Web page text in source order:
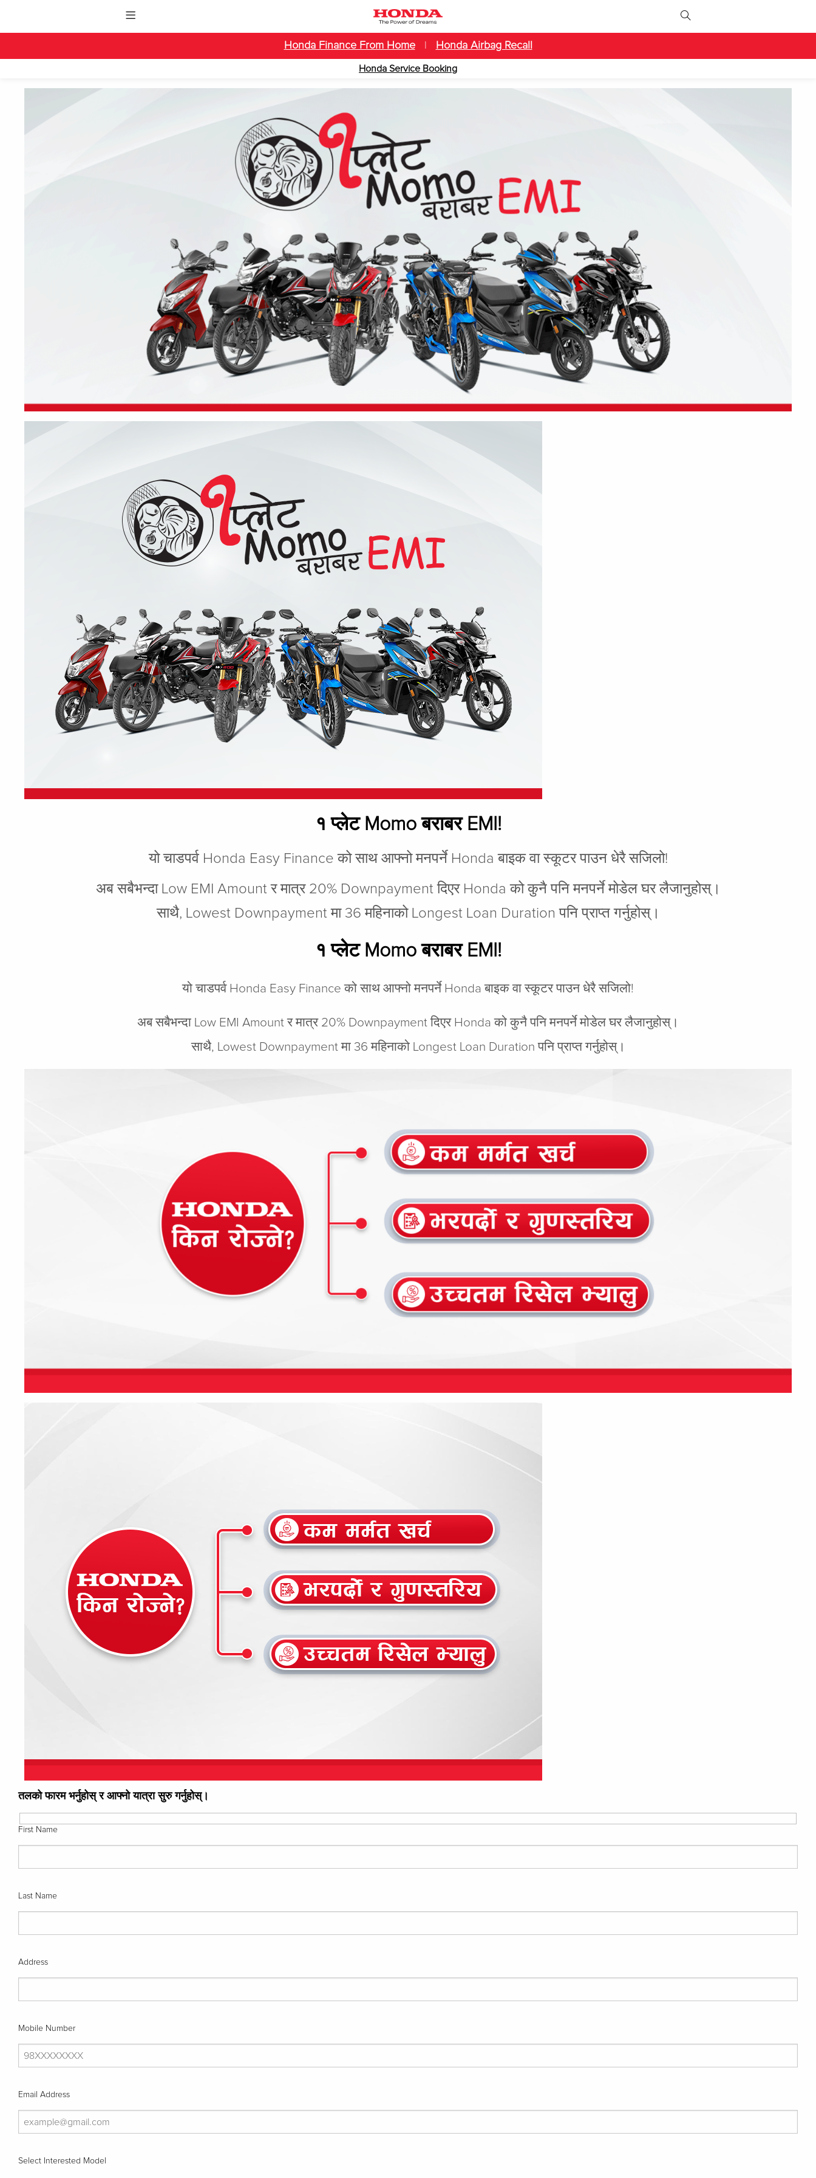
Honda Finance From Home Honda Airbag Recall
Honda Service Booking
१ प्लेट Momo बराबर EMI!
यो चाडपर्व Honda Easy Finance को साथ आफ्नो मनपर्ने Honda बाइक वा स्कूटर पाउन धेरै सजिलो!
अब सबैभन्दा Low EMI Amount र मात्र 20% Downpayment दिएर Honda को कुनै पनि मनपर्ने मोडेल घर लैजानुहोस्।
साथै, Lowest Downpayment मा 36 महिनाको Longest Loan Duration पनि प्राप्त गर्नुहोस्।
१ प्लेट Momo बराबर EMI!
यो चाडपर्व Honda Easy Finance को साथ आफ्नो मनपर्ने Honda बाइक वा स्कूटर पाउन धेरै सजिलो!
अब सबैभन्दा Low EMI Amount र मात्र 20% Downpayment दिएर Honda को कुनै पनि मनपर्ने मोडेल घर लैजानुहोस्।
साथै, Lowest Downpayment मा 36 महिनाको Longest Loan Duration पनि प्राप्त गर्नुहोस्।
तलको फारम भर्नुहोस् र आफ्नो यात्रा सुरु गर्नुहोस्।
First Name
Last Name
Address
Mobile Number
Email Address
Select Interested Model